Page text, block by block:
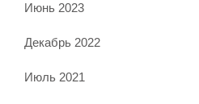
Июнь 2023
Декабрь 2022
Июль 2021